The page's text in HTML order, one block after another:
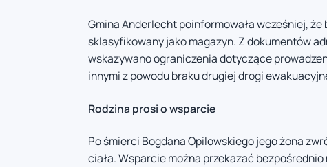
Gmina Anderlecht poinformowała wcześniej,
sklasyfikowany jako magazyn. Z dokumentów
wskazywano ograniczenia dotyczące
innymi z powodu braku drugiej drogi
Rodzina prosi o wsparcie
Po śmierci Bogdana Opilowskiego jego żona
ciała. Wsparcie można przekazać